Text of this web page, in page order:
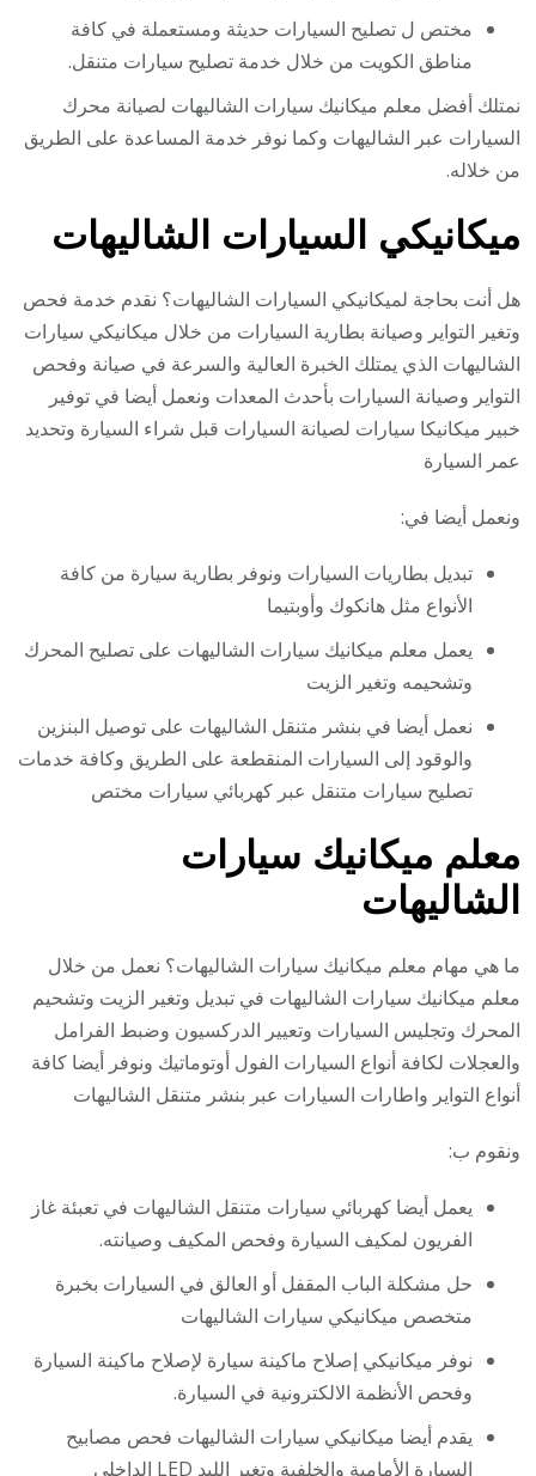
مختص ل تصليح السيارات حديثة ومستعملة في كافة
مناطق الكويت من خلال خدمة تصليح سيارات متنقل.
نمتلك أفضل معلم ميكانيك سيارات الشاليهات لصيانة محرك
السيارات عبر الشاليهات وكما نوفر خدمة المساعدة على الطريق
من خلاله.
ميكانيكي السيارات الشاليهات
هل أنت بحاجة لميكانيكي السيارات الشاليهات؟ نقدم خدمة فحص
وتغير التواير وصيانة بطارية السيارات من خلال ميكانيكي سيارات
الشاليهات الذي يمتلك الخبرة العالية والسرعة في صيانة وفحص
التواير وصيانة السيارات بأحدث المعدات ونعمل أيضا في توفير
خبير ميكانيكا سيارات لصيانة السيارات قبل شراء السيارة وتحديد
عمر السيارة
ونعمل أيضا في:
تبديل بطاريات السيارات ونوفر بطارية سيارة من كافة
الأنواع مثل هانكوك وأوبتيما
يعمل معلم ميكانيك سيارات الشاليهات على تصليح المحرك
وتشحيمه وتغير الزيت
نعمل أيضا في بنشر متنقل الشاليهات على توصيل البنزين
والوقود إلى السيارات المنقطعة على الطريق وكافة خدمات
تصليح سيارات متنقل عبر كهربائي سيارات مختص
معلم ميكانيك سيارات
الشاليهات
ما هي مهام معلم ميكانيك سيارات الشاليهات؟ نعمل من خلال
معلم ميكانيك سيارات الشاليهات في تبديل وتغير الزيت وتشحيم
المحرك وتجليس السيارات وتعيير الدركسيون وضبط الفرامل
والعجلات لكافة أنواع السيارات الفول أوتوماتيك ونوفر أيضا كافة
أنواع التواير واطارات السيارات عبر بنشر متنقل الشاليهات
ونقوم ب:
يعمل أيضا كهربائي سيارات متنقل الشاليهات في تعبئة غاز
الفريون لمكيف السيارة وفحص المكيف وصيانته.
حل مشكلة الباب المقفل أو العالق في السيارات بخبرة
متخصص ميكانيكي سيارات الشاليهات
نوفر ميكانيكي إصلاح ماكينة سيارة لإصلاح ماكينة السيارة
وفحص الأنظمة الالكترونية في السيارة.
يقدم أيضا ميكانيكي سيارات الشاليهات فحص مصابيح
السيارة الأمامية والخلفية وتغير الليد LED الداخلي